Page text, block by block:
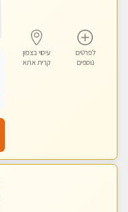
לפרטים
נוספים
עיסוי בצפון
קרית אתא